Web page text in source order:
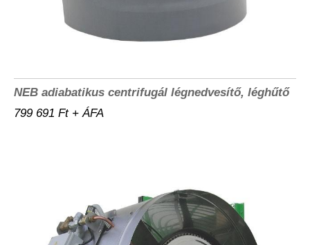
NEB adiabatikus centrifugál légnedvesítő, léghűtő
799 691 Ft + ÁFA